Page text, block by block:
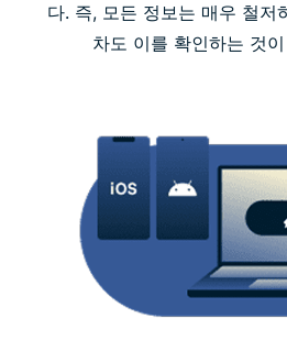
다. 즉, 모든 정보는 매우 철저
차도 이를 확인하는 것